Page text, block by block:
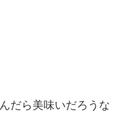
だら美味いだろうな